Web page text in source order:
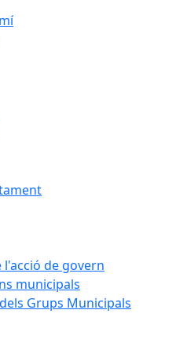
de govern
municipals
Grups Municipals